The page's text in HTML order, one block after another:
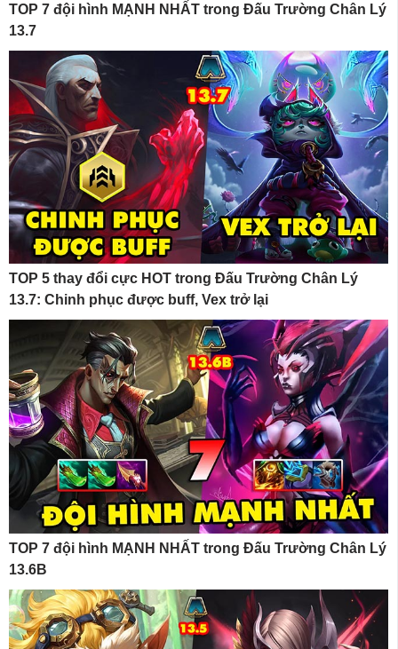
TOP 7 đội hình MẠNH NHẤT trong Đấu Trường Chân Lý
13.7
TOP 5 thay đổi cực HOT trong Đấu Trường Chân Lý
13.7: Chinh phục được buff, Vex trở lại
TOP 7 đội hình MẠNH NHẤT trong Đấu Trường Chân Lý
13.6B